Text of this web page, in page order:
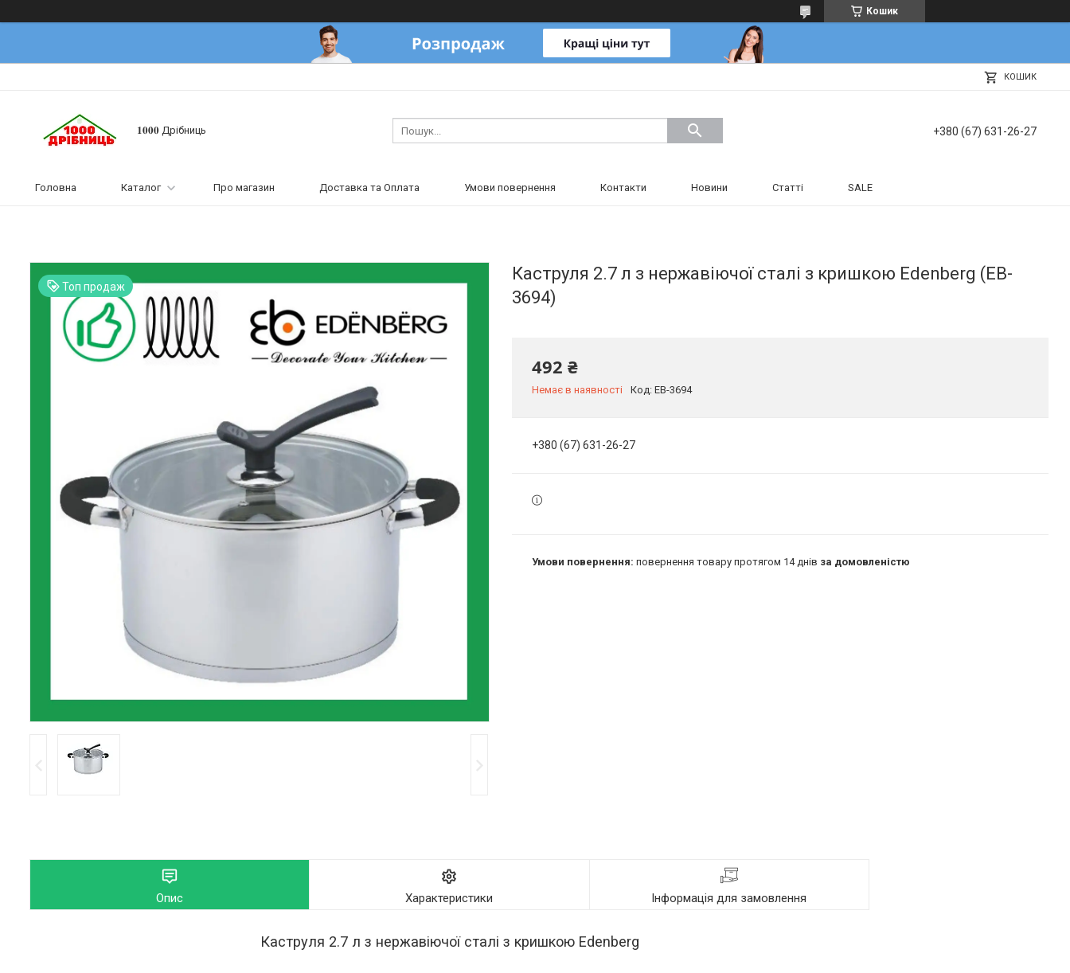
Кошик
КОШИК
𝟏𝟎𝟎𝟎 Дрібниць +380 (67) 631-26-27
Головна Каталог Про магазин Доставка та Оплата Умови повернення Контакти Новини Статті SALE
Топ продаж
Каструля 2.7 л з нержавіючої сталі з кришкою Edenberg (EB-
3694)
492 ₴
Немає в наявності Код: EB-3694
+380 (67) 631-26-27
повернення товару протягом 14 днів за домовленістю
Опис Характеристики Інформація для замовлення
Каструля 2.7 л з нержавіючої сталі з кришкою Edenberg